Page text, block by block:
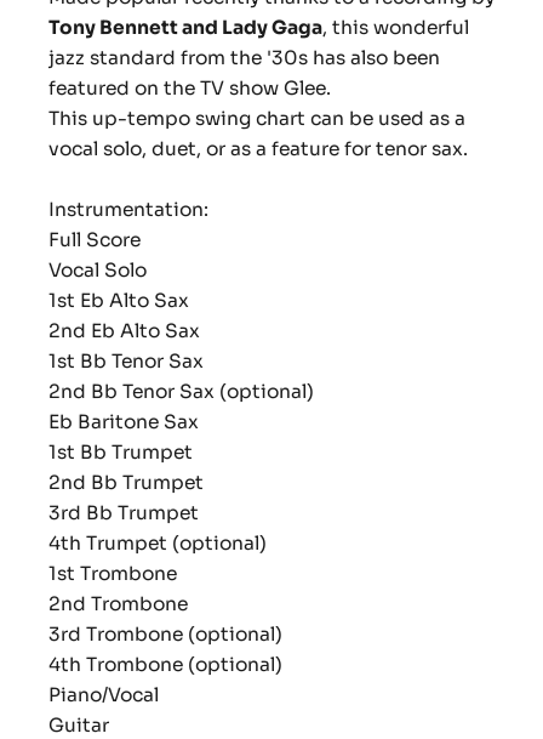
Tony Bennett and Lady Gaga, this wonderful
jazz standard from the '30s has also been
featured on the TV show Glee.
This up-tempo swing chart can be used as a
vocal solo, duet, or as a feature for tenor sax.
Instrumentation:
Full Score
Vocal Solo
1st Eb Alto Sax
2nd Eb Alto Sax
1st Bb Tenor Sax
2nd Bb Tenor Sax (optional)
Eb Baritone Sax
1st Bb Trumpet
2nd Bb Trumpet
3rd Bb Trumpet
4th Trumpet (optional)
1st Trombone
2nd Trombone
3rd Trombone (optional)
4th Trombone (optional)
Piano/Vocal
Guitar